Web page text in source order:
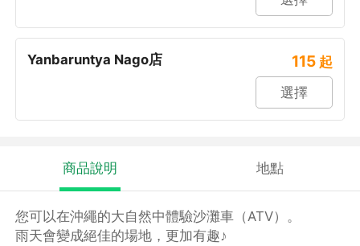
Yanbaruntya Nago店 115 起
選擇
商品說明 地點
您可以在沖繩的大自然中體驗沙灘車（ATV）。
雨天會變成絕佳的場地，更加有趣♪